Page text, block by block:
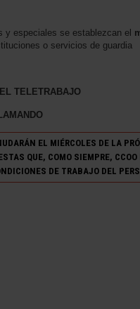
y especiales se establezcan el
o servicios de guardia
TELETRABAJO
EL MIÉRCOLES DE LA
QUE, COMO SIEMPRE,
DE TRABAJO DEL